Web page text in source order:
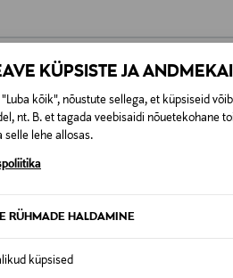
KÜPSISTE JA
"Luba kõik", nõustute sellega, et küpsiseid
nt. B. et tagada veebisaidi nõuetekohane
selle lehe allosas.
RÜHMADE HALDAMINE
küpsised
0,00 €
0,00
lepingust taganeda 30
Tagastatavad suletud pakendis
KA